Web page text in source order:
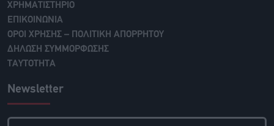
ΧΡΗΜΑΤΙΣΤΗΡΙΟ
ΕΠΙΚΟΙΝΩΝΙΑ
ΟΡΟΙ ΧΡΗΣΗΣ – ΠΟΛΙΤΙΚΗ ΑΠΟΡΡΗΤΟΥ
ΔΗΛΩΣΗ ΣΥΜΜΟΡΦΩΣΗΣ
ΤΑΥΤΟΤΗΤΑ
Newsletter